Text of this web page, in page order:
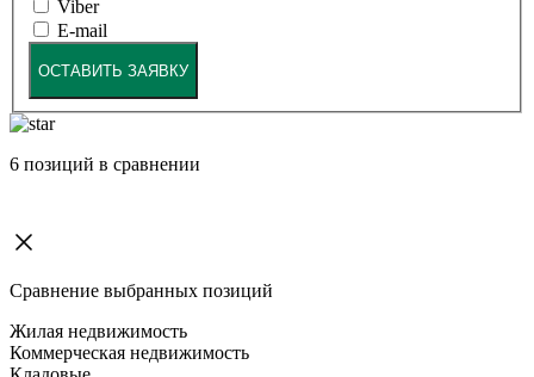
Viber
E-mail
ОСТАВИТЬ ЗАЯВКУ
6 позиций в сравнении
Сравнение выбранных позиций
Жилая недвижимость
Коммерческая недвижимость